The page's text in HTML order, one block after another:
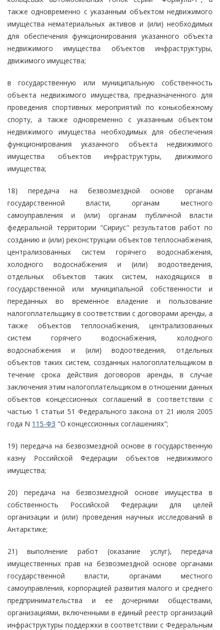
также одновременно с указанным объектом недвижимого
имущества нематериальных активов и (или) необходимых
для обеспечения функционирования указанного объекта
недвижимого имущества объектов инфраструктуры,
движимого имущества;
в государственную или муниципальную собственность
объекта недвижимого имущества, предназначенного для
проведения спортивных мероприятий по конькобежному
спорту, а также одновременно с указанным объектом
недвижимого имущества необходимых для обеспечения
функционирования указанного объекта недвижимого
имущества объектов инфраструктуры, движимого
имущества;
18) передача на безвозмездной основе органам
государственной власти, органам местного
самоуправления и (или) органам публичной власти
федеральной территории "Сириус" результатов работ по
созданию и (или) реконструкции объектов теплоснабжения,
централизованных систем горячего водоснабжения,
холодного водоснабжения и (или) водоотведения,
отдельных объектов таких систем, находящихся в
государственной или муниципальной собственности и
переданных во временное владение и пользование
налогоплательщику в соответствии с договорами аренды, а
также объектов теплоснабжения, централизованных
систем горячего водоснабжения, холодного
водоснабжения и (или) водоотведения, отдельных
объектов таких систем, созданных налогоплательщиком в
течение срока действия договоров аренды, в случае
заключения этим налогоплательщиком в отношении данных
объектов концессионных соглашений в соответствии с
частью 1 статьи 51 Федерального закона от 21 июля 2005
года N 115-ФЗ "О концессионных соглашениях";
19) передача на безвозмездной основе в государственную
казну Российской Федерации объектов недвижимого
имущества;
20) передача на безвозмездной основе имущества в
собственность Российской Федерации для целей
организации и (или) проведения научных исследований в
Антарктике;
21) выполнение работ (оказание услуг), передача
имущественных прав на безвозмездной основе органами
государственной власти, органами местного
самоуправления, корпорацией развития малого и среднего
предпринимательства и ее дочерними обществами,
организациями, включенными в единый реестр организаций
инфраструктуры поддержки в соответствии с Федеральным